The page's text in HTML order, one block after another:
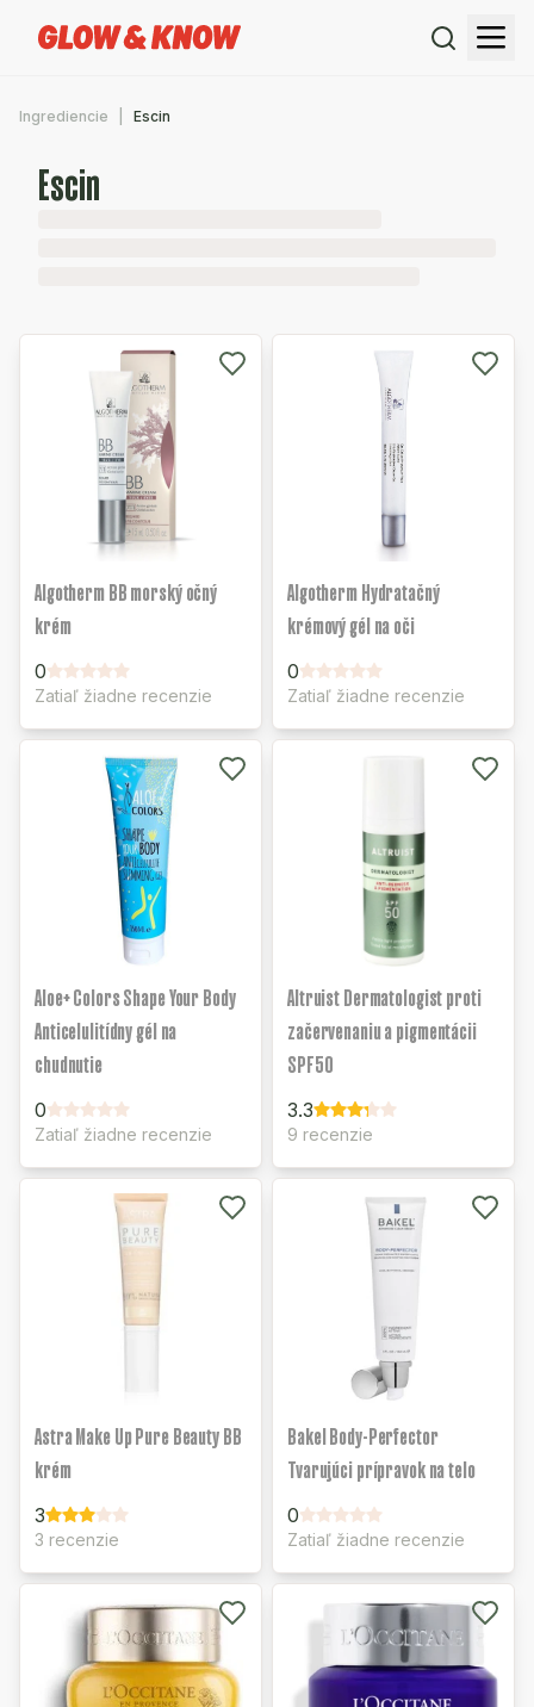
Ingrediencie Escin
Escin
Algotherm BB morský očný
krém
0
Zatiaľ žiadne recenzie
Algotherm Hydratačný
krémový gél na oči
0
Zatiaľ žiadne recenzie
Aloe+ Colors Shape Your Body
Anticelulitídny gél na
chudnutie
0
Zatiaľ žiadne recenzie
Altruist Dermatologist proti
začervenaniu a pigmentácii
SPF50
3.3
9 recenzie
Astra Make Up Pure Beauty BB
krém
3
3 recenzie
Bakel Body-Perfector
Tvarujúci prípravok na telo
0
Zatiaľ žiadne recenzie